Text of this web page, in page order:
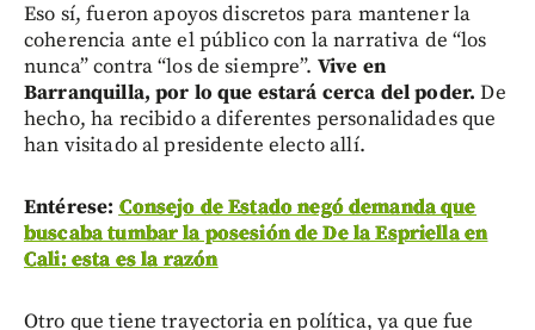
Eso sí, fueron apoyos discretos para mantener la
coherencia ante el público con la narrativa de “los
nunca” contra “los de siempre”. Vive en
Barranquilla, por lo que estará cerca del poder.De
hecho, ha recibido a diferentes personalidades que
han visitado al presidente electo allí.
Entérese: Consejo de Estado negó demanda que
buscaba tumbar la posesión de De la Espriella en
Cali: esta es la razón
Otro que tiene trayectoria en política, ya que fue